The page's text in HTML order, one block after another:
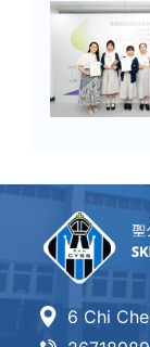
6 Chi